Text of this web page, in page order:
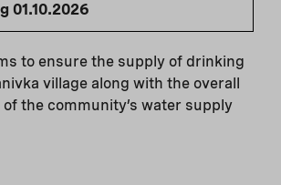
01.10.2026
to ensure the supply of drinking
village along with the overall
the community’s water supply